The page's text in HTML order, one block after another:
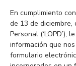
En cumplimiento
de 13 de
Personal (‘LOPD’),
información que
formulario